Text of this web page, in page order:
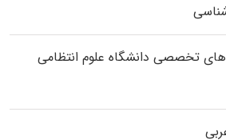
تخصصی داﻧﺸﮕﺎه ﻋﻠﻮم انتظامی